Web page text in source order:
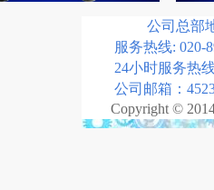
公司总部地址：
服务热线: 020-
24小时服务热线
公司邮箱：
Copyright ©